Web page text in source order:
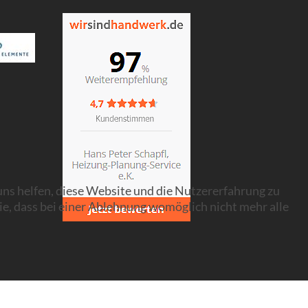
helfen, diese Website und die Nutzererfahrung zu
dass bei einer Ablehnung womöglich nicht mehr alle